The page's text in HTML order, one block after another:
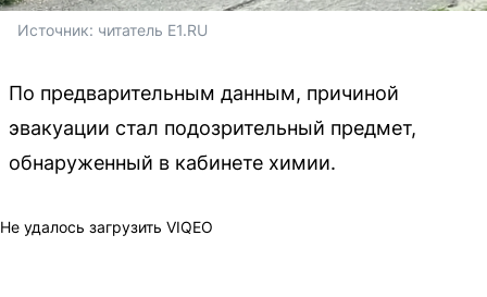
Источник: читатель E1.RU
По предварительным данным, причиной
эвакуации стал подозрительный предмет,
обнаруженный в кабинете химии.
Не удалось загрузить VIQEO